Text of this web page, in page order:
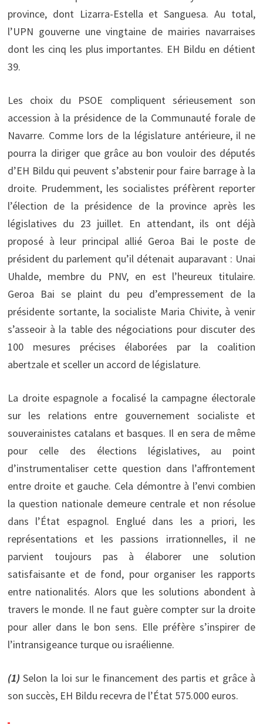
province, dont Lizarra-Estella et Sanguesa. Au total,
l’UPN gouverne une vingtaine de mairies navarraises
dont les cinq les plus importantes. EH Bildu en détient
39.
Les choix du PSOE compliquent sérieusement son
accession à la présidence de la Communauté forale de
Navarre. Comme lors de la législature antérieure, il ne
pourra la diriger que grâce au bon vouloir des députés
d’EH Bildu qui peuvent s’abstenir pour faire barrage à la
droite. Prudemment, les socialistes préfèrent reporter
l’élection de la présidence de la province après les
législatives du 23 juillet. En attendant, ils ont déjà
proposé à leur principal allié Geroa Bai le poste de
président du parlement qu’il détenait auparavant : Unai
Uhalde, membre du PNV, en est l’heureux titulaire.
Geroa Bai se plaint du peu d’empressement de la
présidente sortante, la socialiste Maria Chivite, à venir
s’asseoir à la table des négociations pour discuter des
100 mesures précises élaborées par la coalition
abertzale et sceller un accord de législature.
La droite espagnole a focalisé la campagne électorale
sur les relations entre gouvernement socialiste et
souverainistes catalans et basques. Il en sera de même
pour celle des élections législatives, au point
d’instrumentaliser cette question dans l’affrontement
entre droite et gauche. Cela démontre à l’envi combien
la question nationale demeure centrale et non résolue
dans l’État espagnol. Englué dans les a priori, les
représentations et les passions irrationnelles, il ne
parvient toujours pas à élaborer une solution
satisfaisante et de fond, pour organiser les rapports
entre nationalités. Alors que les solutions abondent à
travers le monde. Il ne faut guère compter sur la droite
pour aller dans le bon sens. Elle préfère s’inspirer de
l’intransigeance turque ou israélienne.
(1)Selon la loi sur le financement des partis et grâce à
son succès, EH Bildu recevra de l’État 575.000 euros.